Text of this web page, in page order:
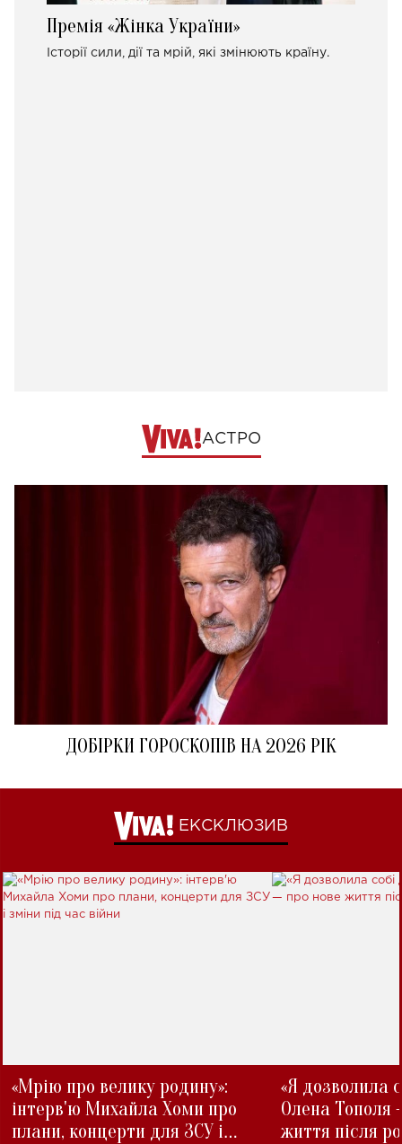
Премія «Жінка України»
Історії сили, дії та мрій, які змінюють країну.
АСТРО
ДОБІРКИ ГОРОСКОПІВ НА 2026 РІК
ЕКСКЛЮЗИВ
«Мрію про велику родину»:
інтерв'ю Михайла Хоми про
плани, концерти для ЗСУ і
«Я дозволила
Олена Тополя
життя після